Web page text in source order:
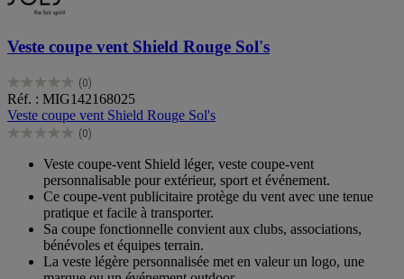
Veste coupe vent Shield Rouge Sol's
(0)
0.0
sur
5
étoiles.
Réf. : MIG142168025
Veste coupe vent Shield Rouge Sol's
(0)
0.0
étoiles.
Veste coupe-vent Shield léger, veste coupe-vent
personnalisable pour extérieur, sport et événement.
Ce coupe-vent publicitaire protège du vent avec une tenue
pratique et facile à transporter.
Sa coupe fonctionnelle convient aux clubs, associations,
bénévoles et équipes terrain.
La veste légère personnalisée met en valeur un logo, une